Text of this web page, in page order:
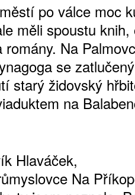
po válce moc
měli spoustu knih,
Na
se
starý židovský
na
Hlaváček,
Na